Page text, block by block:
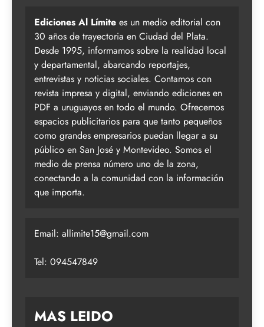
Ediciones Al Límite es un medio editorial con
30 años de trayectoria en Ciudad del Plata.
Desde 1995, informamos sobre la realidad local
y departamental, abarcando reportajes,
entrevistas y noticias sociales. Contamos con
revista impresa y digital, enviando ediciones en
PDF a uruguayos en todo el mundo. Ofrecemos
espacios publicitarios para que tanto pequeños
como grandes empresarios puedan llegar a su
público en San José y Montevideo. Somos el
medio de prensa número uno de la zona,
conectando a la comunidad con la información
que importa.
Email: allimite15@gmail.com
Tel: 094547849
MAS LEIDO